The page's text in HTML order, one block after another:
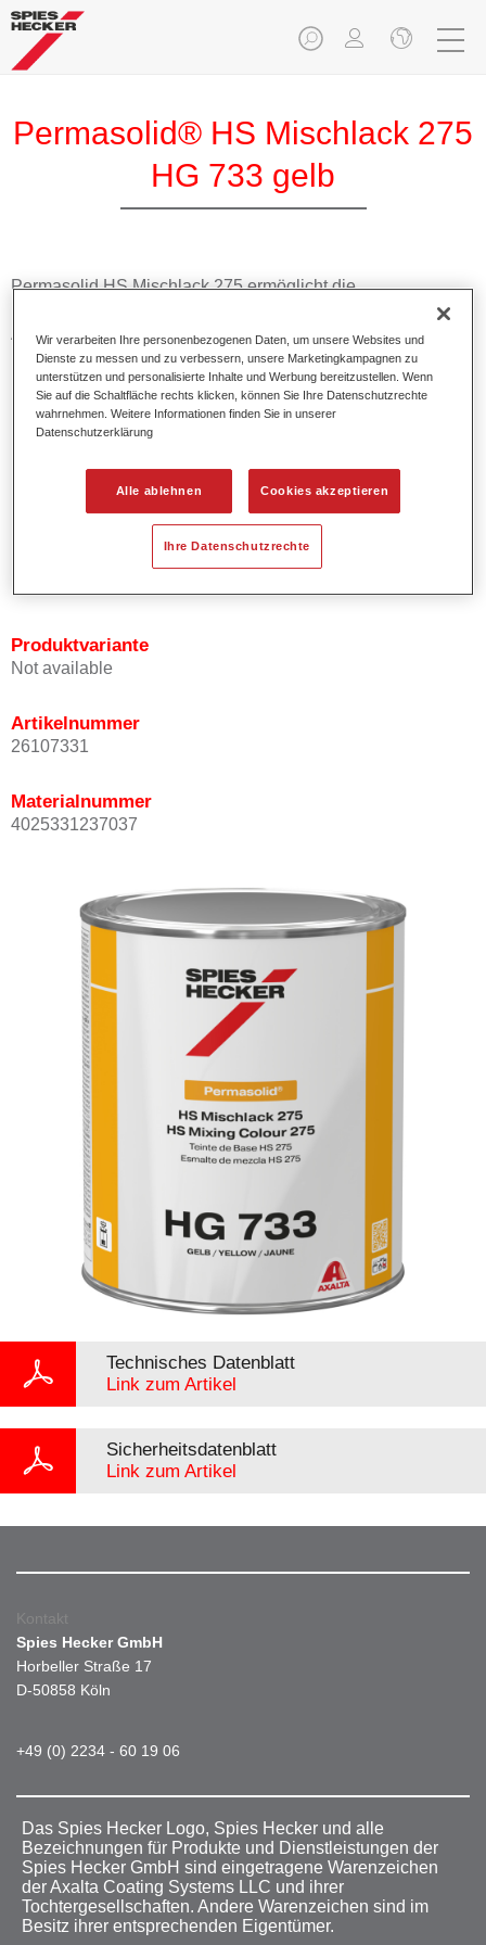
Permasolid® HS Mischlack 275
HG 733 gelb
Permasolid HS Mischlack 275 ermöglicht die
Farbtonausmischung vom hochwertigen Permasolid HS
Autolack 275 mit allen Uni-Farbtönen für die Pkw-
Lackierung.
Produktmerkmale
Erlaubt eine einfache und schnelle Verarbeitung in 1,5
Ermöglicht schnelle Trocknungszeiten.
Bietet ein hohes Deckvermögen.
Besitzt einen exzellenten Decklackstand.
Entspricht den VOC Anforderungen.
Produktvariante
Not available
Artikelnummer
26107331
Materialnummer
4025331237037
Technisches Datenblatt
Link zum Artikel
Sicherheitsdatenblatt
Link zum Artikel
Kontakt
Spies Hecker GmbH
Horbeller Straße 17
D-50858 Köln
+49 (0) 2234 - 60 19 06
Das Spies Hecker Logo, Spies Hecker und alle
Bezeichnungen für Produkte und Dienstleistungen der
Spies Hecker GmbH sind eingetragene Warenzeichen
der Axalta Coating Systems LLC und ihrer
Tochtergesellschaften. Andere Warenzeichen sind im
Besitz ihrer entsprechenden Eigentümer.
Wir verarbeiten Ihre personenbezogenen Daten, um unsere Websites und
Dienste zu messen und zu verbessern, unsere Marketingkampagnen zu
unterstützen und personalisierte Inhalte und Werbung bereitzustellen. Wenn
Sie auf die Schaltfläche rechts klicken, können Sie Ihre Datenschutzrechte
wahrnehmen. Weitere Informationen finden Sie in unserer
Datenschutzerklärung
Alle ablehnen Cookies akzeptieren
Ihre Datenschutzrechte